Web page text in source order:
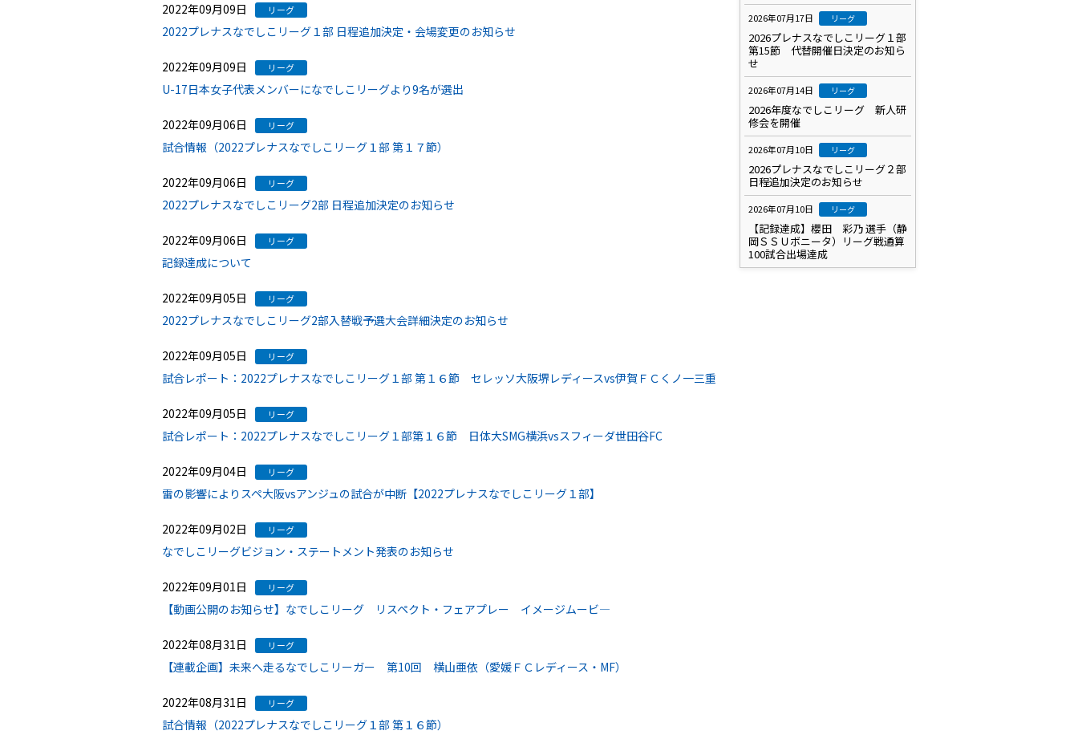
2022年09月09日 リーグ
2022プレナスなでしこリーグ１部 日程追加決定・会場変更のお知らせ
2022年09月09日 リーグ
U-17日本女子代表メンバーになでしこリーグより9名が選出
2022年09月06日 リーグ
試合情報（2022プレナスなでしこリーグ１部 第１７節）
2022年09月06日 リーグ
2022プレナスなでしこリーグ2部 日程追加決定のお知らせ
2022年09月06日 リーグ
記録達成について
2022年09月05日 リーグ
2022プレナスなでしこリーグ2部入替戦予選大会詳細決定のお知らせ
2022年09月05日 リーグ
試合レポート：2022プレナスなでしこリーグ１部 第１６節 セレッソ大阪堺レディースvs伊賀ＦＣくノ一三重
2022年09月05日 リーグ
試合レポート：2022プレナスなでしこリーグ１部第１６節 日体大SMG横浜vsスフィーダ世田谷FC
2022年09月04日 リーグ
雷の影響によりスペ大阪vsアンジュの試合が中断【2022プレナスなでしこリーグ１部】
2022年09月02日 リーグ
なでしこリーグビジョン・ステートメント発表のお知らせ
2022年09月01日 リーグ
【動画公開のお知らせ】なでしこリーグ リスペクト・フェアプレー イメージムービ―
2022年08月31日 リーグ
【連載企画】未来へ走るなでしこリーガー 第10回 横山亜依（愛媛ＦＣレディース・MF）
2022年08月31日 リーグ
試合情報（2022プレナスなでしこリーグ１部 第１６節）
2026年07月17日 リーグ
2026プレナスなでしこリーグ１部
第15節 代替開催日決定のお知ら
せ
2026年07月14日 リーグ
2026年度なでしこリーグ 新人研
修会を開催
2026年07月10日 リーグ
2026プレナスなでしこリーグ２部
日程追加決定のお知らせ
2026年07月10日 リーグ
【記録達成】櫻田 彩乃 選手（静
岡ＳＳＵボニータ）リーグ戦通算
100試合出場達成